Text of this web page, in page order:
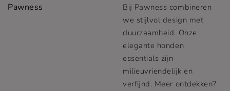
Pawness
Bij Pawness combineren
we stijlvol design met
duurzaamheid. Onze
elegante honden
essentials zijn
milieuvriendelijk en
verfijnd. Meer ontdekken?